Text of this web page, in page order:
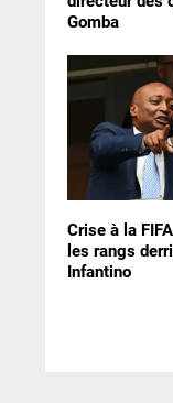
Gomba
Crise à la
les rangs
Infantino